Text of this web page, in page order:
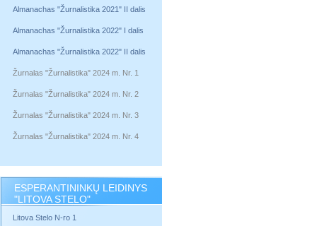
Almanachas "Žurnalistika 2021" II dalis
Almanachas "Žurnalistika 2022" I dalis
Almanachas "Žurnalistika 2022" II dalis
Žurnalas "Žurnalistika" 2024 m. Nr. 1
Žurnalas "Žurnalistika" 2024 m. Nr. 2
Žurnalas "Žurnalistika" 2024 m. Nr. 3
Žurnalas "Žurnalistika" 2024 m. Nr. 4
ESPERANTININKŲ LEIDINYS
"LITOVA STELO"
Litova Stelo N-ro 1